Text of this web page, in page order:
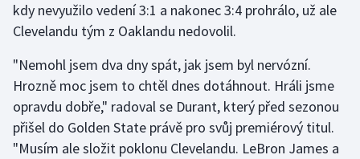
Jezdectví
Krasobruslení
Lezení
kdy nevyužilo vedení 3:1 a nakonec 3:4 prohrálo, už ale
Clevelandu tým z Oaklandu nedovolil.
"Nemohl jsem dva dny spát, jak jsem byl nervózní.
Hrozně moc jsem to chtěl dnes dotáhnout. Hráli jsme
opravdu dobře," radoval se Durant, který před sezonou
přišel do Golden State právě pro svůj premiérový titul.
"Musím ale složit poklonu Clevelandu. LeBron James a